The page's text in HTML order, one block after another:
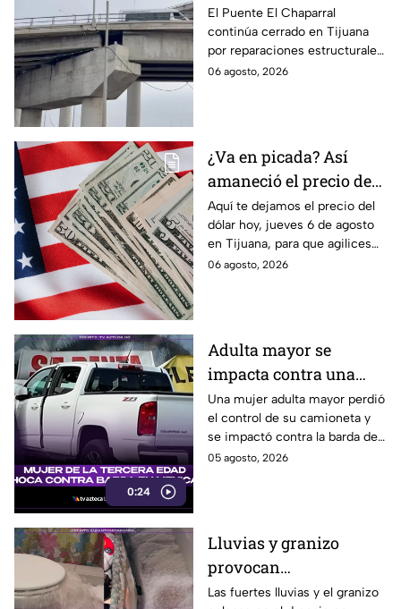
Puente El Chaparral en
Tijuana? Continúan las
reparaciones
El Puente El Chaparral
continúa cerrado en Tijuana
por reparaciones estructurales;
conoce las afectaciones viales
06 agosto, 2026
¿Va en picada? Así
amaneció el precio del
dólar hoy 6 de agosto
en Tijuana
Aquí te dejamos el precio del
dólar hoy, jueves 6 de agosto
en Tijuana, para que agilices
tus cambios, compras y
06 agosto, 2026
0:24
Adulta mayor se
impacta contra una
barda tras perder el
control de su
camioneta en Mexicali
Una mujer adulta mayor perdió
el control de su camioneta y
se impactó contra la barda de
un predio en el cruce de las
05 agosto, 2026
Lluvias y granizo
provocan
inundaciones en
Las fuertes lluvias y el granizo